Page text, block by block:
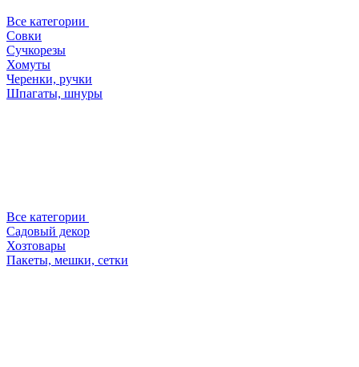
Все категории
Совки
Сучкорезы
Хомуты
Черенки, ручки
Шпагаты, шнуры
Все категории
Садовый декор
Хозтовары
Пакеты, мешки, сетки